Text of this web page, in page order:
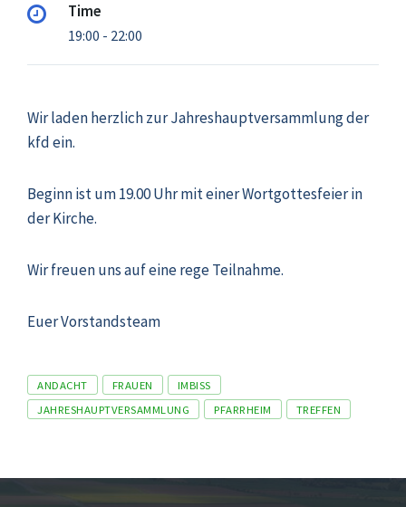
Time
19:00 - 22:00
Wir laden herzlich zur Jahreshauptversammlung der
kfd ein.
Beginn ist um 19.00 Uhr mit einer Wortgottesfeier in
der Kirche.
Wir freuen uns auf eine rege Teilnahme.
Euer Vorstandsteam
Tags
ANDACHT FRAUEN
IMBISS
JAHRESHAUPTVERSAMMLUNG
PFARRHEIM TREFFEN